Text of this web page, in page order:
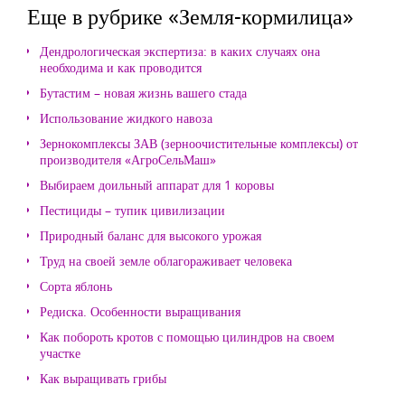
Еще в рубрике «Земля-кормилица»
Дендрологическая экспертиза: в каких случаях она
необходима и как проводится
Бутастим – новая жизнь вашего стада
Использование жидкого навоза
Зернокомплексы ЗАВ (зерноочистительные комплексы) от
производителя «АгроСельМаш»
Выбираем доильный аппарат для 1 коровы
Пестициды – тупик цивилизации
Природный баланс для высокого урожая
Труд на своей земле облагораживает человека
Сорта яблонь
Редиска. Особенности выращивания
Как побороть кротов с помощью цилиндров на своем
участке
Как выращивать грибы